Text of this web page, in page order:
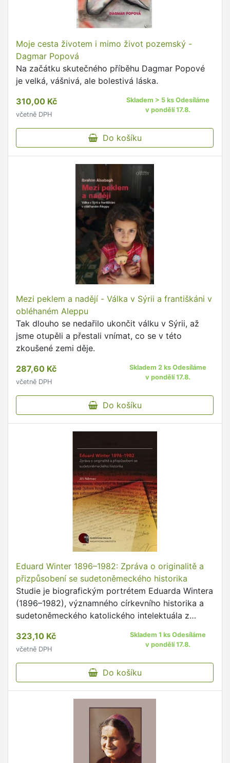
Moje cesta životem i mimo život pozemský -
Dagmar Popová
Na začátku skutečného příběhu Dagmar Popové
je velká, vášnivá, ale bolestivá láska.
310,00 Kč
včetně DPH
Skladem > 5 ks Odesíláme
v pondělí 17.8.
Do košíku
Mezi peklem a nadějí - Válka v Sýrii a františkáni v
obléhaném Aleppu
Tak dlouho se nedařilo ukončit válku v Sýrii, až
jsme otupěli a přestali vnímat, co se v této
zkoušené zemi děje.
287,60 Kč
včetně DPH
Skladem 2 ks Odesíláme
v pondělí 17.8.
Do košíku
Eduard Winter 1896–1982: Zpráva o originalitě a
přizpůsobení se sudetoněmeckého historika
Studie je biografickým portrétem Eduarda Wintera
(1896–1982), významného církevního historika a
sudetoněmeckého katolického intelektuála z
zrcadlí politické …
323,10 Kč
včetně DPH
Skladem 1 ks Odesíláme
v pondělí 17.8.
Do košíku